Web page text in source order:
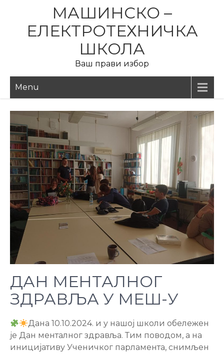
content
МАШИНСКО –
ЕЛЕКТРОТЕХНИЧКА
ШКОЛА
Ваш прави избор
Menu
ДАН МЕНТАЛНОГ
ЗДРАВЉА У МЕШ-У
Дана 10.10.2024. и у нашој школи обележен
је Дан менталног здравља. Тим поводом, а на
иницијативу Ученичког парламента, снимљен